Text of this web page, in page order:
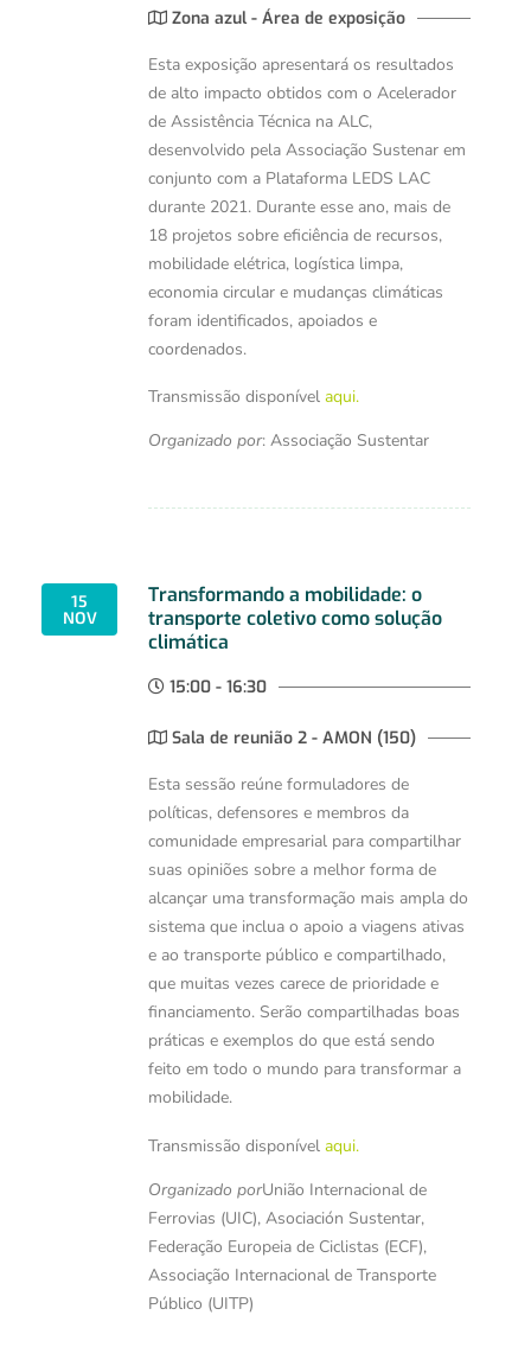
Zona azul - Área de exposição
Esta exposição apresentará os resultados
de alto impacto obtidos com o Acelerador
de Assistência Técnica na ALC,
desenvolvido pela Associação Sustenar em
conjunto com a Plataforma LEDS LAC
durante 2021. Durante esse ano, mais de
18 projetos sobre eficiência de recursos,
mobilidade elétrica, logística limpa,
economia circular e mudanças climáticas
foram identificados, apoiados e
coordenados.
Transmissão disponível aqui.
Organizado por: Associação Sustentar
15
NOV
Transformando a mobilidade: o
transporte coletivo como solução
climática
15:00 - 16:30
Sala de reunião 2 - AMON (150)
Esta sessão reúne formuladores de
políticas, defensores e membros da
comunidade empresarial para compartilhar
suas opiniões sobre a melhor forma de
alcançar uma transformação mais ampla do
sistema que inclua o apoio a viagens ativas
e ao transporte público e compartilhado,
que muitas vezes carece de prioridade e
financiamento. Serão compartilhadas boas
práticas e exemplos do que está sendo
feito em todo o mundo para transformar a
mobilidade.
Transmissão disponível aqui.
Organizado porUnião Internacional de
Ferrovias (UIC), Asociación Sustentar,
Federação Europeia de Ciclistas (ECF),
Associação Internacional de Transporte
Público (UITP)